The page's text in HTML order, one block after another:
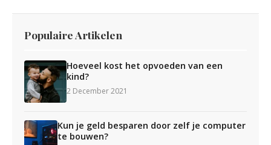
Populaire Artikelen
Hoeveel kost het opvoeden van een
kind?
2 December 2021
Kun je geld besparen door zelf je computer
te bouwen?